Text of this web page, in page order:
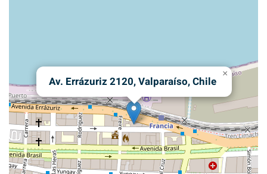
Av. Errázuriz 2120, Valparaíso, Chile
×